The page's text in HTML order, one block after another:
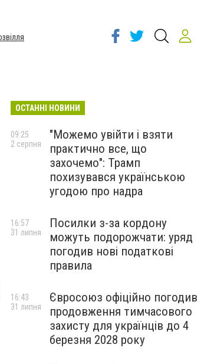
ОСТАННІ НОВИНИ
"Можемо увійти і взяти
практично все, що
захочемо": Трамп
похизувався українською
угодою про надра
09:25
2 серпня
Посилки з-за кордону
можуть подорожчати: уряд
погодив нові податкові
правила
16:57
31 липня
Євросоюз офіційно погодив
продовження тимчасового
захисту для українців до 4
березня 2028 року
16:43
31 липня